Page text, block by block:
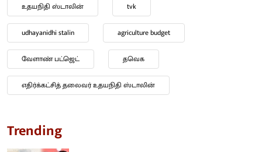
உதயநிதி ஸ்டாலின் tvk
udhayanidhi stalin agriculture budget
வேளாண் பட்ஜெட் தவெக
எதிர்க்கட்சித் தலைவர் உதயநிதி ஸ்டாலின்
Trending